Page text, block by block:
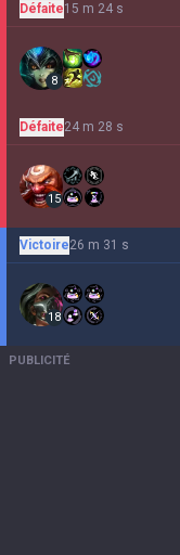
Défaite15 m 24 s
8
Défaite24 m 28 s
15
Victoire26 m 31 s
18
PUBLICITÉ